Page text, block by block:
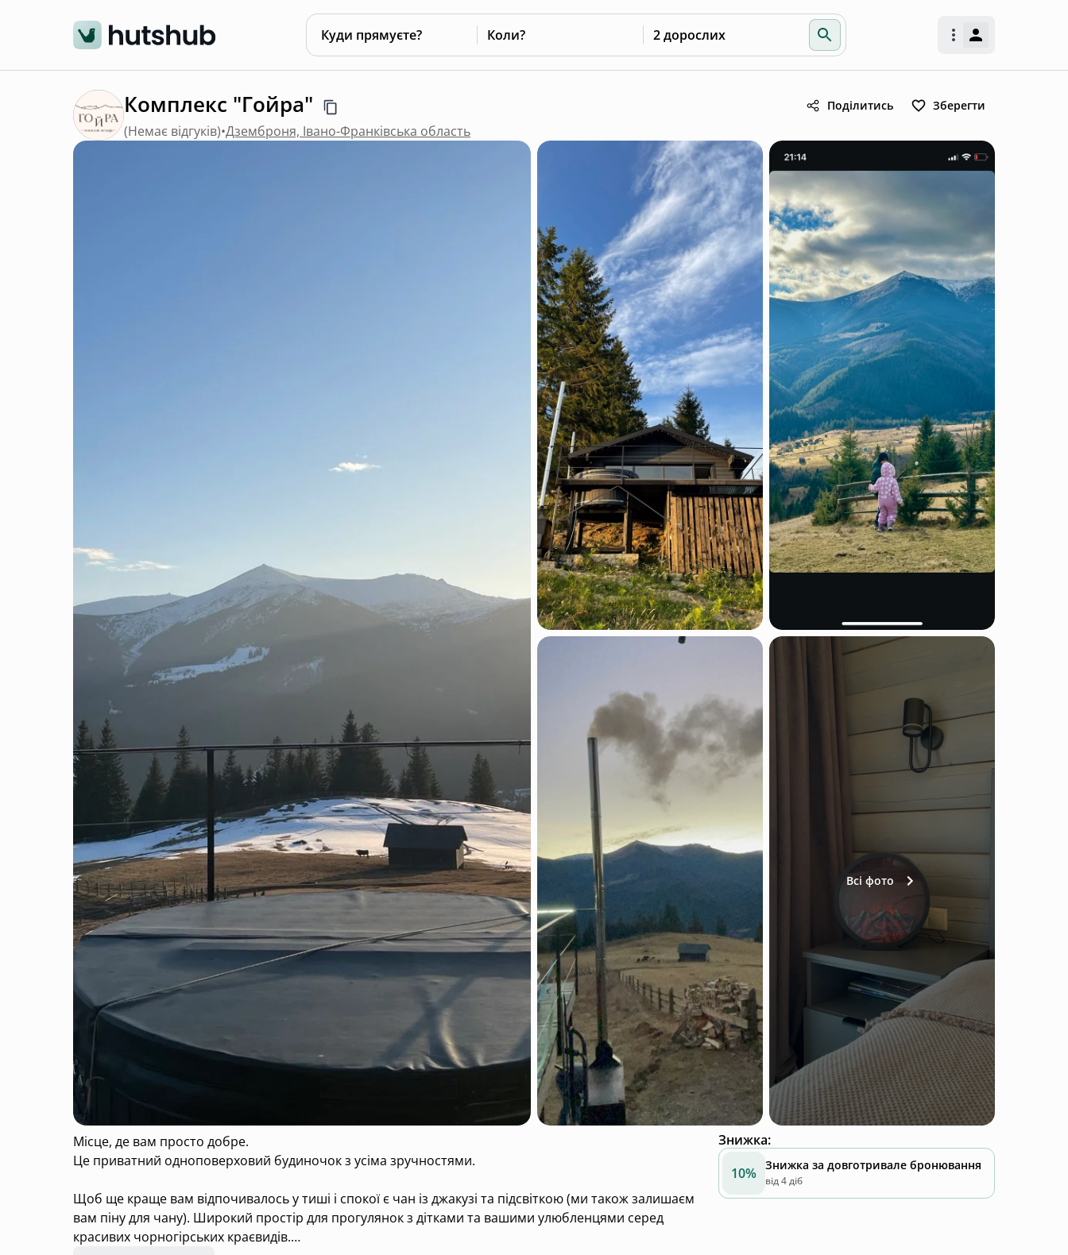
Куди прямуєте? Коли? 2 дорослих
Комплекс "Гойра" Поділитись Зберегти
(Немає відгуків)•Дземброня, Івано-Франківська область
Всі фото
Місце, де вам просто добре.
Це приватний одноповерховий будиночок з усіма зручностями.
Щоб ще краще вам відпочивалось у тиші і спокої є чан із джакузі та підсвіткою (ми також залишаєм
вам піну для чану). Широкий простір для прогулянок з дітками та вашими улюбленцями серед
красивих чорногірських краєвидів.
Знижка:
10% Знижка за довготривале бронювання
від 4 діб